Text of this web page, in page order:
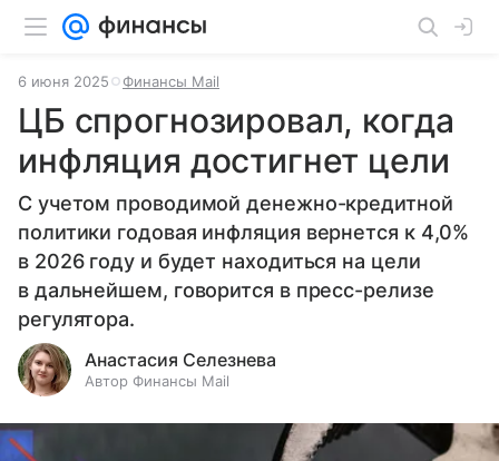
6 июня 2025 Финансы Mail
ЦБ спрогнозировал, когда
инфляция достигнет цели
С учетом проводимой денежно-кредитной
политики годовая инфляция вернется к 4,0%
в 2026 году и будет находиться на цели
в дальнейшем, говорится в пресс-релизе
регулятора.
Анастасия Селезнева
Автор Финансы Mail